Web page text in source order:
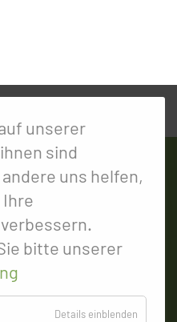
FeWo
unserer
sind
uns helfen,
bitte unserer
Details einblenden